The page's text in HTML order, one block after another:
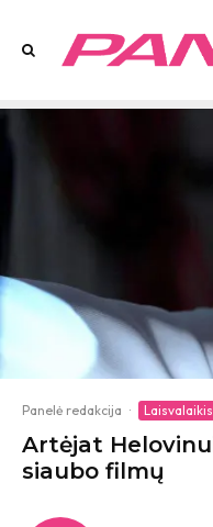
Panelė redakcija · Laisvalaikis
Artėjat
siaubo filmų